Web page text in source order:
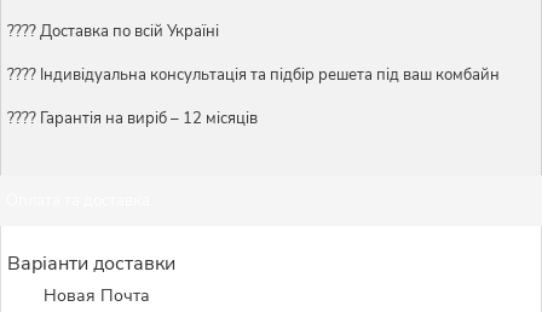
???? Доставка по всій Україні
????️ Індивідуальна консультація та підбір решета під ваш комбайн
???? Гарантія на виріб – 12 місяців
Варіанти доставки
Новая Почта